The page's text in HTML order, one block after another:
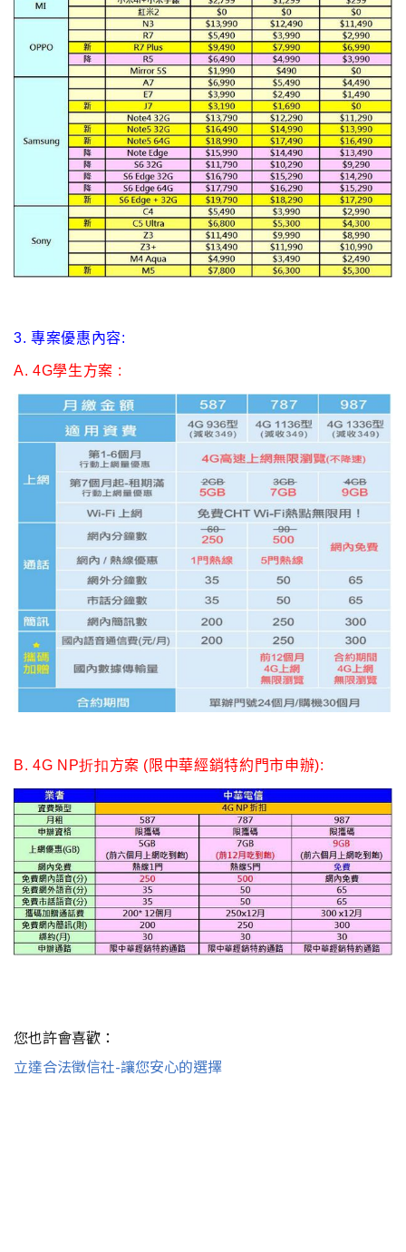
3. 專案優惠內容:
A. 4G學生方案 :
B. 4G NP折扣方案 (限中華經銷特約門市申辦):
您也許會喜歡：
立達合法徵信社-讓您安心的選擇